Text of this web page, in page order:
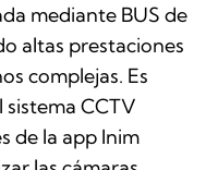
mediante BUS de
altas prestaciones
complejas. Es
CCTV
de la app Inim